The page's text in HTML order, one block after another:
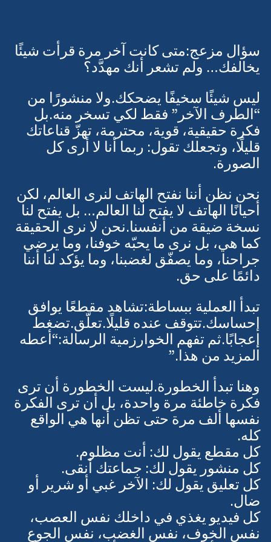
سؤال مزعج:متى كانت آخر مرة قرأت شيئًا
ليس شيئًا سخيفًا يضحكك.ولا منشورًا من
“الطرف الآخر” فقط لكي تسخر منه.بل
فكرة حقيقية، قوية، محترمة، تهزّ قناعاتك
قليلًا، وتجعلك تقول: ربما أنا لا أرى كل
نحن نظن أننا نفتح الهاتف لنرى العالم، لكن
أحيانًا الهاتف لا يفتح لنا العالم… بل يفتح لنا
نسخة ضيقة من أنفسنا.نحن لا نرى الحقيقة
كما هي، بل نرى ما يحبّه خوفنا، وما يرضي
جراحنا، وما يصفّق لغضبنا، وما يؤكد لنا أننا
تبدأ العملية ببساطة:تشاهد مقطعًا يوافق
إحساسك.تتوقف عنده قليلًا.تعلّق.تضغط
إعجابًا.ثم تفهم الخوارزمية الرسالة:“أعطه
وهنا تبدأ الخطورة.ليست الخطورة أن ترى
فكرة خاطئة مرة واحدة، بل أن ترى الفكرة
نفسها ألف مرة حتى تظن أنها هي الواقع
كله.
كل مقطع يقول لك: أنت مظلوم.
كل منشور يقول لك: جماعتك أنقى.
كل تعليق يقول لك: الآخر غبي أو شرير أو
ضال.
كل فيديو يغذي في داخلك نفس العصب،